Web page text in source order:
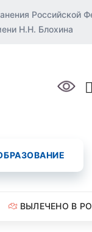
Российской
Н.Н. Блохина
ВЫЛЕЧЕНО В